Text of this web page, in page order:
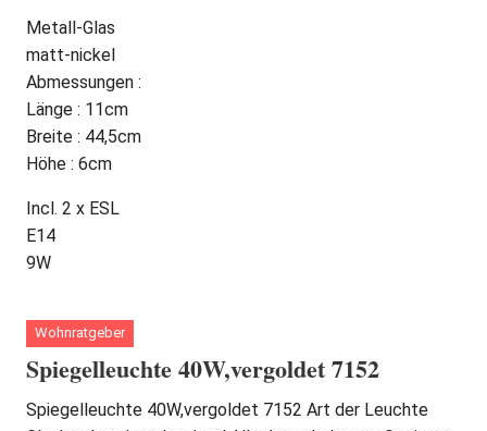
Metall-Glas
matt-nickel
Abmessungen :
Länge : 11cm
Breite : 44,5cm
Höhe : 6cm
Incl. 2 x ESL
E14
9W
Wohnratgeber
Spiegelleuchte 40W,vergoldet 7152
Spiegelleuchte 40W,vergoldet 7152 Art der Leuchte